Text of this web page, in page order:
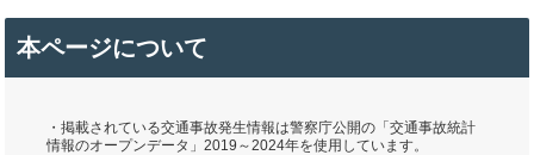
本ページについて
・掲載されている交通事故発生情報は警察庁公開の「交通事故統計
情報のオープンデータ」2019～2024年を使用しています。